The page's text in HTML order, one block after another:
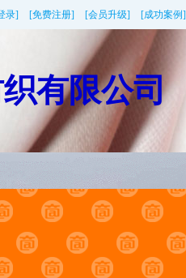
录] [免费注册] [会员升级] [成功案例]
有限公司